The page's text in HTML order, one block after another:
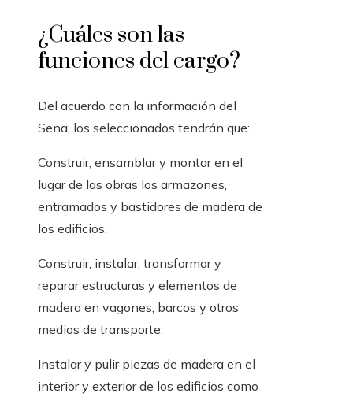
¿Cuáles son las
funciones del cargo?
Del acuerdo con la información del
Sena, los seleccionados tendrán que:
Construir, ensamblar y montar en el
lugar de las obras los armazones,
entramados y bastidores de madera de
los edificios.
Construir, instalar, transformar y
reparar estructuras y elementos de
madera en vagones, barcos y otros
medios de transporte.
Instalar y pulir piezas de madera en el
interior y exterior de los edificios como